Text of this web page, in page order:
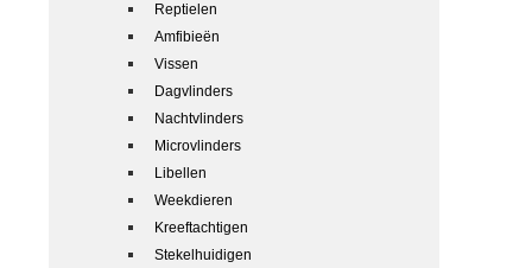
Reptielen
Amfibieën
Vissen
Dagvlinders
Nachtvlinders
Microvlinders
Libellen
Weekdieren
Kreeftachtigen
Stekelhuidigen